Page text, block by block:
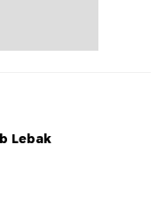
Lebak